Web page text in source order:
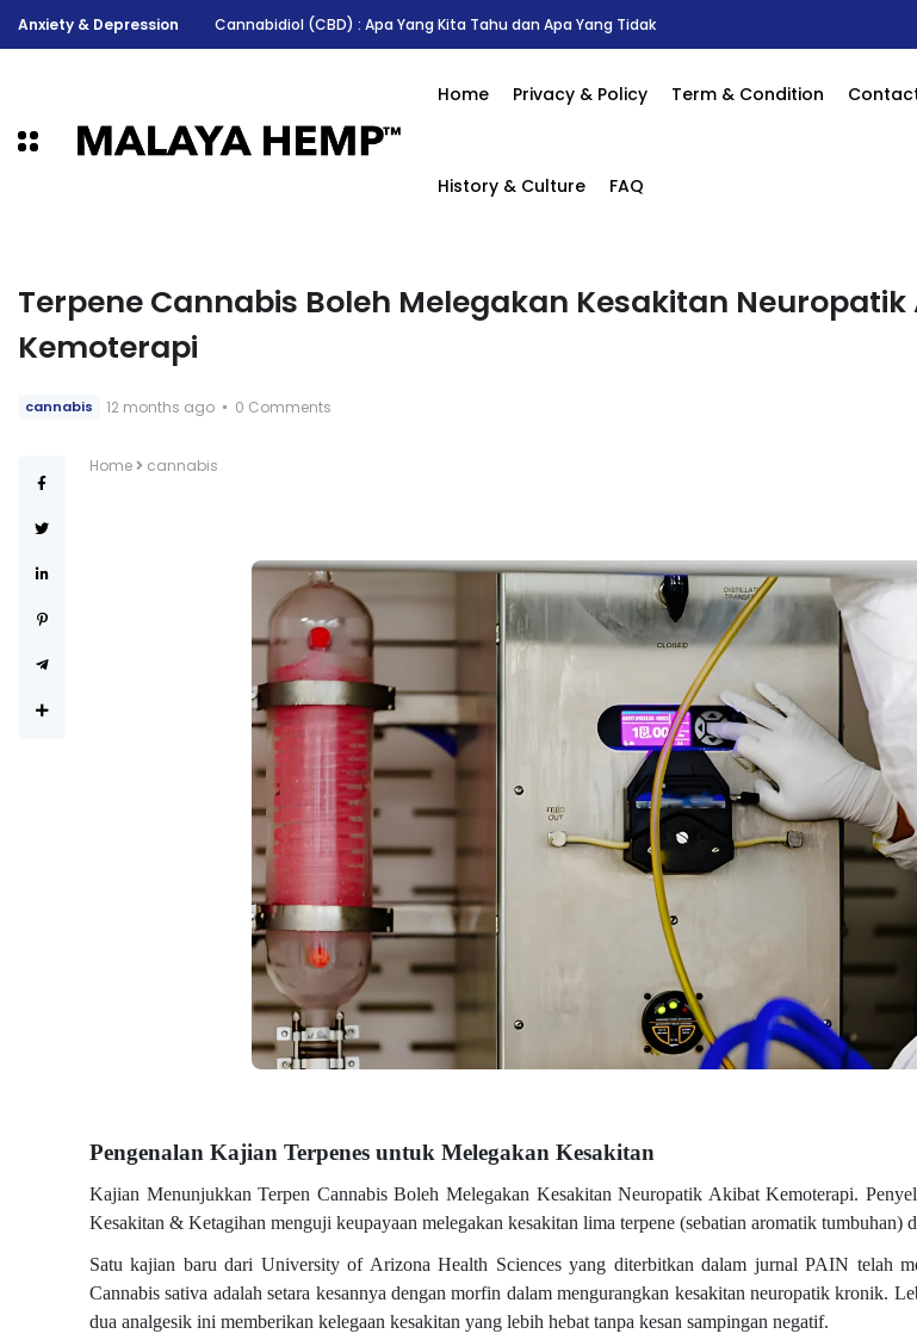
Anxiety & Depression 6 Manfaat Kesihatan Minyak CBD dan Sekilas Mengenai Kesan Sampingan
Home Privacy & Policy Term & Condition
History & Culture FAQ
Terpene Cannabis Boleh Melegakan Kesakitan Neuropatik
Kemoterapi
cannabis 12 months ago 0 Comments
Home cannabis
Pengenalan Kajian Terpenes untuk Melegakan Kesakitan
Kajian Menunjukkan Terpen Cannabis Boleh Melegakan Kesakitan Neuropatik Akibat Kemoterapi.
Kesakitan & Ketagihan menguji keupayaan melegakan kesakitan lima terpene (sebatian aromatik tumbuhan)
Satu kajian baru dari University of Arizona Health Sciences yang diterbitkan dalam jurnal PAIN telah
Cannabis sativa adalah setara kesannya dengan morfin dalam mengurangkan kesakitan neuropatik kronik.
dua analgesik ini memberikan kelegaan kesakitan yang lebih hebat tanpa kesan sampingan negatif.